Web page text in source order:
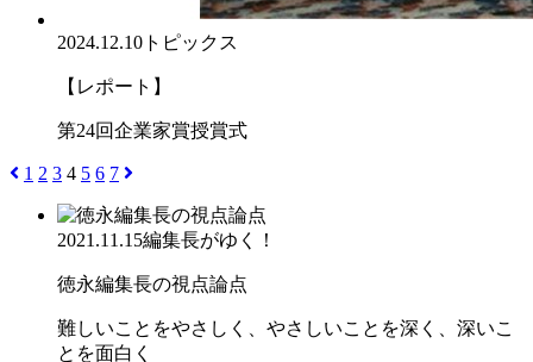
2024.12.10 トピックス
【レポート】
第24回企業家賞授賞式
1 2 3 4 5 6 7
2021.11.15編集長がゆく！
徳永編集長の視点論点
難しいことをやさしく、やさしいことを深く、深いこ
とを面白く